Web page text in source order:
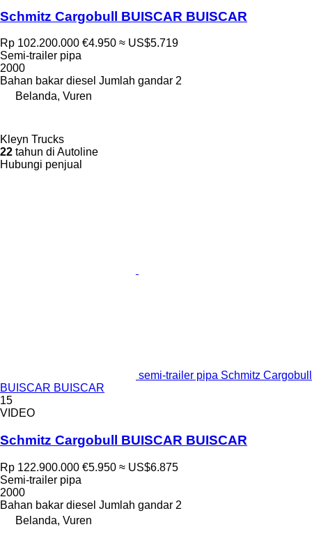
Schmitz Cargobull BUISCAR BUISCAR
Rp 102.200.000 €4.950 ≈ US$5.719
Semi-trailer pipa
2000
Bahan bakar diesel Jumlah gandar 2
Belanda, Vuren
Kleyn Trucks
22 tahun di Autoline
Hubungi penjual
semi-trailer pipa Schmitz Cargobull
BUISCAR BUISCAR
15
VIDEO
Schmitz Cargobull BUISCAR BUISCAR
Rp 122.900.000 €5.950 ≈ US$6.875
Semi-trailer pipa
2000
Bahan bakar diesel Jumlah gandar 2
Belanda, Vuren